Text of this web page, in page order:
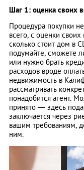
Шаг 1: оценка своих
Процедура покупки
всего, с оценки
сколько стоит дом в
подумайте, сможете
или нужно брать
расходов вроде
недвижимость в
рассматривать
понадобится агент.
принято — здесь
заключается через
вашим требованиям,
ним.